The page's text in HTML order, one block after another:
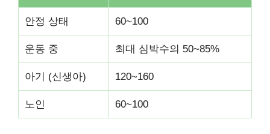
안정 상태 60~100
운동 중 최대 심박수의 50~85%
아기 (신생아) 120~160
노인 60~100